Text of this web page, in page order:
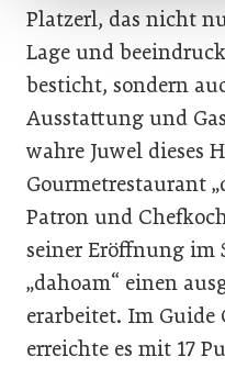
Platzerl, das nicht
Lage und
besticht, sondern
Ausstattung und
wahre Juwel dieses
Gourmetrestaurant
Patron und
seiner Eröffnung im
„dahoam“ einen
erarbeitet. Im
erreichte es mit 17